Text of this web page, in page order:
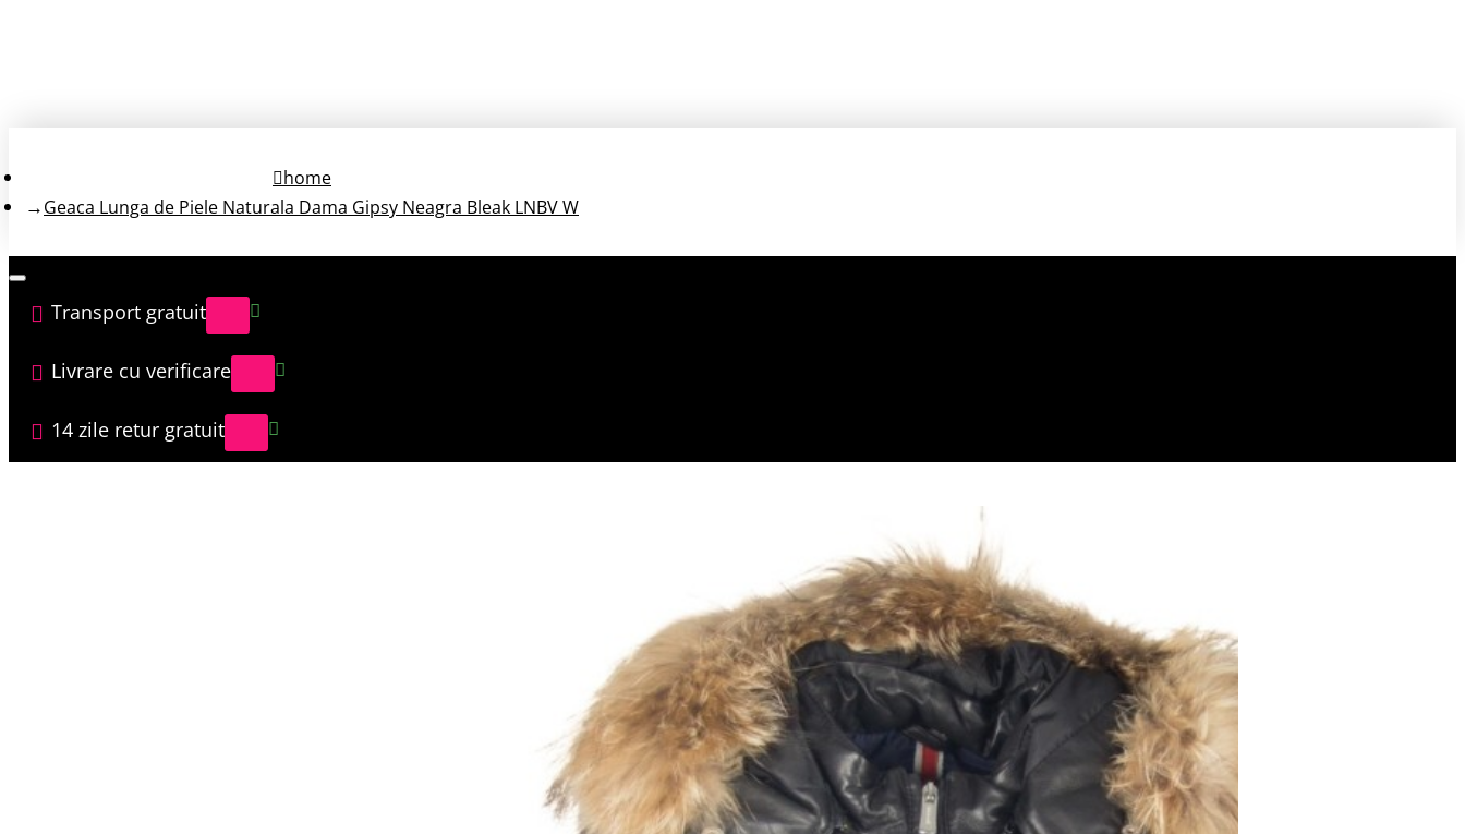
home
Geaca Lunga de Piele Naturala Dama Gipsy Neagra Bleak LNBV W
Transport gratuit
Livrare cu verificare
14 zile retur gratuit